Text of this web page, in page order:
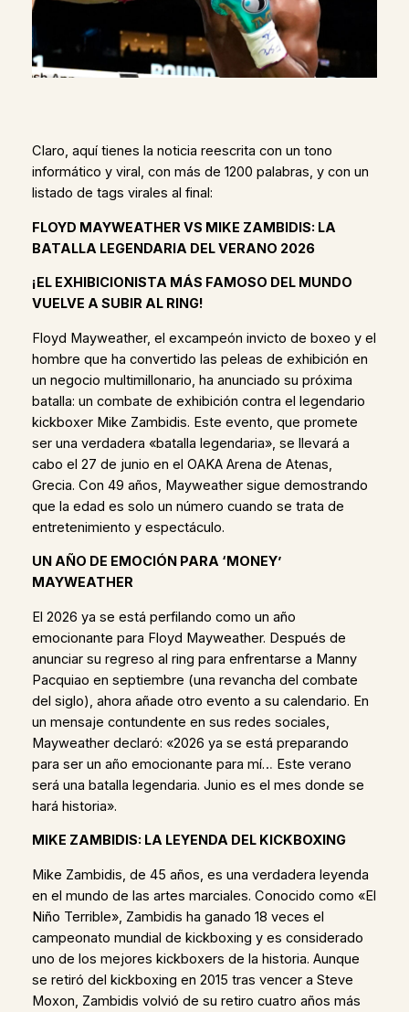
Claro, aquí tienes la noticia reescrita con un tono
informático y viral, con más de 1200 palabras, y con un
listado de tags virales al final:
FLOYD MAYWEATHER VS MIKE ZAMBIDIS: LA
BATALLA LEGENDARIA DEL VERANO 2026
¡EL EXHIBICIONISTA MÁS FAMOSO DEL MUNDO
VUELVE A SUBIR AL RING!
Floyd Mayweather, el excampeón invicto de boxeo y el
hombre que ha convertido las peleas de exhibición en
un negocio multimillonario, ha anunciado su próxima
batalla: un combate de exhibición contra el legendario
kickboxer Mike Zambidis. Este evento, que promete
ser una verdadera «batalla legendaria», se llevará a
cabo el 27 de junio en el OAKA Arena de Atenas,
Grecia. Con 49 años, Mayweather sigue demostrando
que la edad es solo un número cuando se trata de
entretenimiento y espectáculo.
UN AÑO DE EMOCIÓN PARA ‘MONEY’
MAYWEATHER
El 2026 ya se está perfilando como un año
emocionante para Floyd Mayweather. Después de
anunciar su regreso al ring para enfrentarse a Manny
Pacquiao en septiembre (una revancha del combate
del siglo), ahora añade otro evento a su calendario. En
un mensaje contundente en sus redes sociales,
Mayweather declaró: «2026 ya se está preparando
para ser un año emocionante para mí… Este verano
será una batalla legendaria. Junio es el mes donde se
hará historia».
MIKE ZAMBIDIS: LA LEYENDA DEL KICKBOXING
Mike Zambidis, de 45 años, es una verdadera leyenda
en el mundo de las artes marciales. Conocido como «El
Niño Terrible», Zambidis ha ganado 18 veces el
campeonato mundial de kickboxing y es considerado
uno de los mejores kickboxers de la historia. Aunque
se retiró del kickboxing en 2015 tras vencer a Steve
Moxon, Zambidis volvió de su retiro cuatro años más